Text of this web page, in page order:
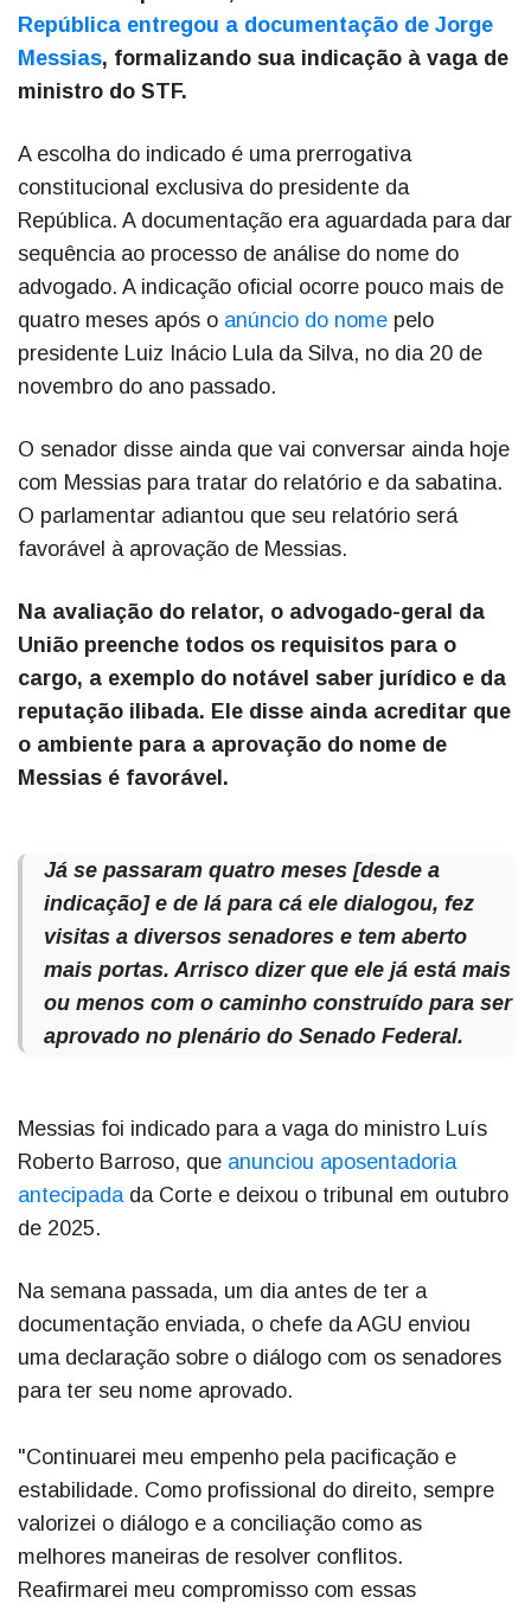
República entregou a documentação de Jorge
Messias, formalizando sua indicação à vaga de
ministro do STF.
A escolha do indicado é uma prerrogativa
constitucional exclusiva do presidente da
República. A documentação era aguardada para dar
sequência ao processo de análise do nome do
advogado. A indicação oficial ocorre pouco mais de
quatro meses após o anúncio do nome pelo
presidente Luiz Inácio Lula da Silva, no dia 20 de
novembro do ano passado.
O senador disse ainda que vai conversar ainda hoje
com Messias para tratar do relatório e da sabatina.
O parlamentar adiantou que seu relatório será
favorável à aprovação de Messias.
Na avaliação do relator, o advogado-geral da
União preenche todos os requisitos para o
cargo, a exemplo do notável saber jurídico e da
reputação ilibada. Ele disse ainda acreditar que
o ambiente para a aprovação do nome de
Messias é favorável.
Já se passaram quatro meses [desde a
indicação] e de lá para cá ele dialogou, fez
visitas a diversos senadores e tem aberto
mais portas. Arrisco dizer que ele já está mais
ou menos com o caminho construído para ser
aprovado no plenário do Senado Federal.
Messias foi indicado para a vaga do ministro Luís
Roberto Barroso, que anunciou aposentadoria
antecipadada Corte e deixou o tribunal em outubro
de 2025.
Na semana passada, um dia antes de ter a
documentação enviada, o chefe da AGU enviou
uma declaração sobre o diálogo com os senadores
para ter seu nome aprovado.
"Continuarei meu empenho pela pacificação e
estabilidade. Como profissional do direito, sempre
valorizei o diálogo e a conciliação como as
melhores maneiras de resolver conflitos.
Reafirmarei meu compromisso com essas